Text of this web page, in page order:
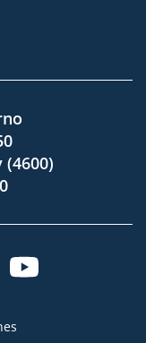
(4600)